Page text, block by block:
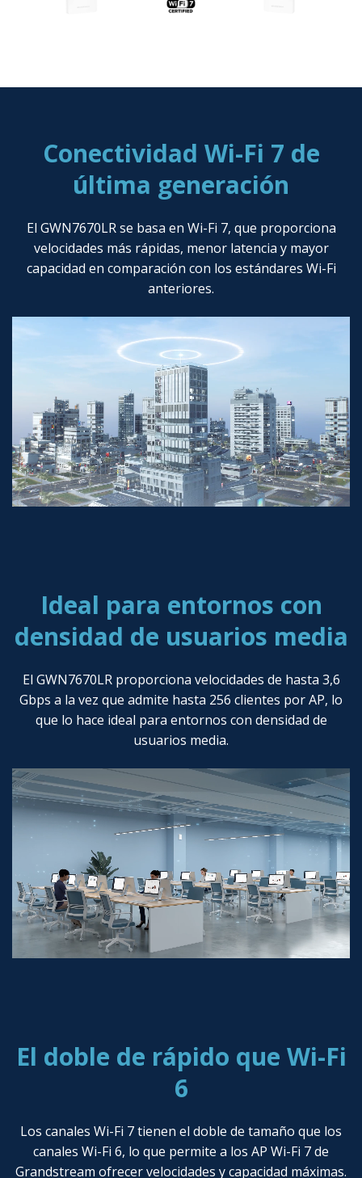
Conectividad Wi-Fi 7 de
última generación
El GWN7670LR se basa en Wi-Fi 7, que proporciona
velocidades más rápidas, menor latencia y mayor
capacidad en comparación con los estándares Wi-Fi
anteriores.
Ideal para entornos con
densidad de usuarios media
El GWN7670LR proporciona velocidades de hasta 3,6
Gbps a la vez que admite hasta 256 clientes por AP, lo
que lo hace ideal para entornos con densidad de
usuarios media.
El doble de rápido que Wi-Fi
6
Los canales Wi-Fi 7 tienen el doble de tamaño que los
canales Wi-Fi 6, lo que permite a los AP Wi-Fi 7 de
Grandstream ofrecer velocidades y capacidad máximas.